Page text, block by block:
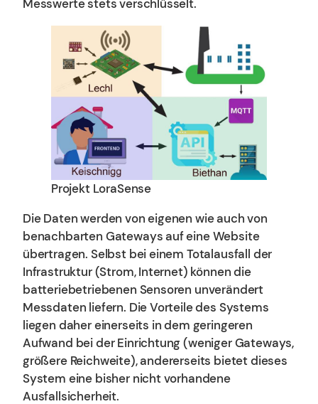
Messwerte stets verschlüsselt.
Projekt LoraSense
Die Daten werden von eigenen wie auch von
benachbarten Gateways auf eine Website
übertragen. Selbst bei einem Totalausfall der
Infrastruktur (Strom, Internet) können die
batteriebetriebenen Sensoren unverändert
Messdaten liefern. Die Vorteile des Systems
liegen daher einerseits in dem geringeren
Aufwand bei der Einrichtung (weniger Gateways,
größere Reichweite), andererseits bietet dieses
System eine bisher nicht vorhandene
Ausfallsicherheit.